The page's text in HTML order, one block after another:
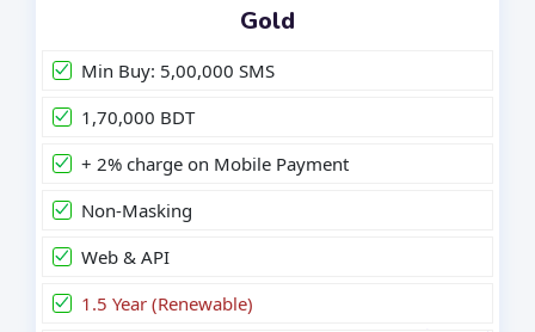
Gold
Min Buy: 5,00,000 SMS
1,70,000 BDT
+ 2% charge on Mobile Payment
Non-Masking
Web & API
1.5 Year (Renewable)